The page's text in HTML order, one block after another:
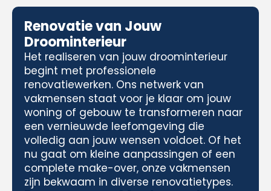
Renovatie van Jouw
Droominterieur
Het realiseren van jouw droominterieur
begint met professionele
renovatiewerken. Ons netwerk van
vakmensen staat voor je klaar om jouw
woning of gebouw te transformeren naar
een vernieuwde leefomgeving die
volledig aan jouw wensen voldoet. Of het
nu gaat om kleine aanpassingen of een
complete make-over, onze vakmensen
zijn bekwaam in diverse renovatietypes.